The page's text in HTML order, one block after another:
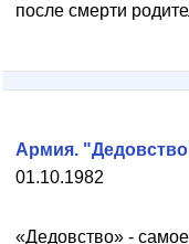
после смерти
01.10.1982
Армия.
«Дедовство» -